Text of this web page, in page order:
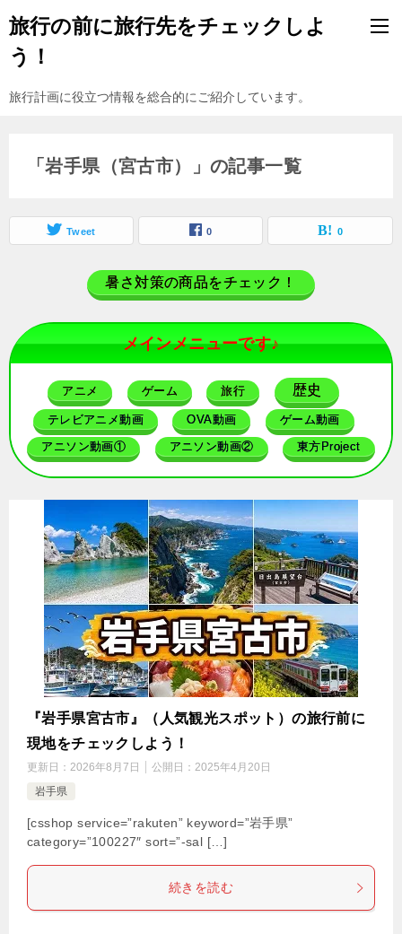
旅行の前に旅行先をチェックしよ
う！
旅行計画に役立つ情報を総合的にご紹介しています。
「岩手県（宮古市）」の記事一覧
Tweet 0 0
暑さ対策の商品をチェック！
メインメニューです♪
アニメ ゲーム 旅行 歴史
テレビアニメ動画 OVA動画 ゲーム動画
アニソン動画① アニソン動画② 東方Project
『岩手県宮古市』（人気観光スポット）の旅行前に
現地をチェックしよう！
更新日： 2026年8月7日 公開日： 2025年4月20日
岩手県
[csshop service=”rakuten” keyword=”岩手県”
category=”100227″ sort=”-sal […]
続きを読む